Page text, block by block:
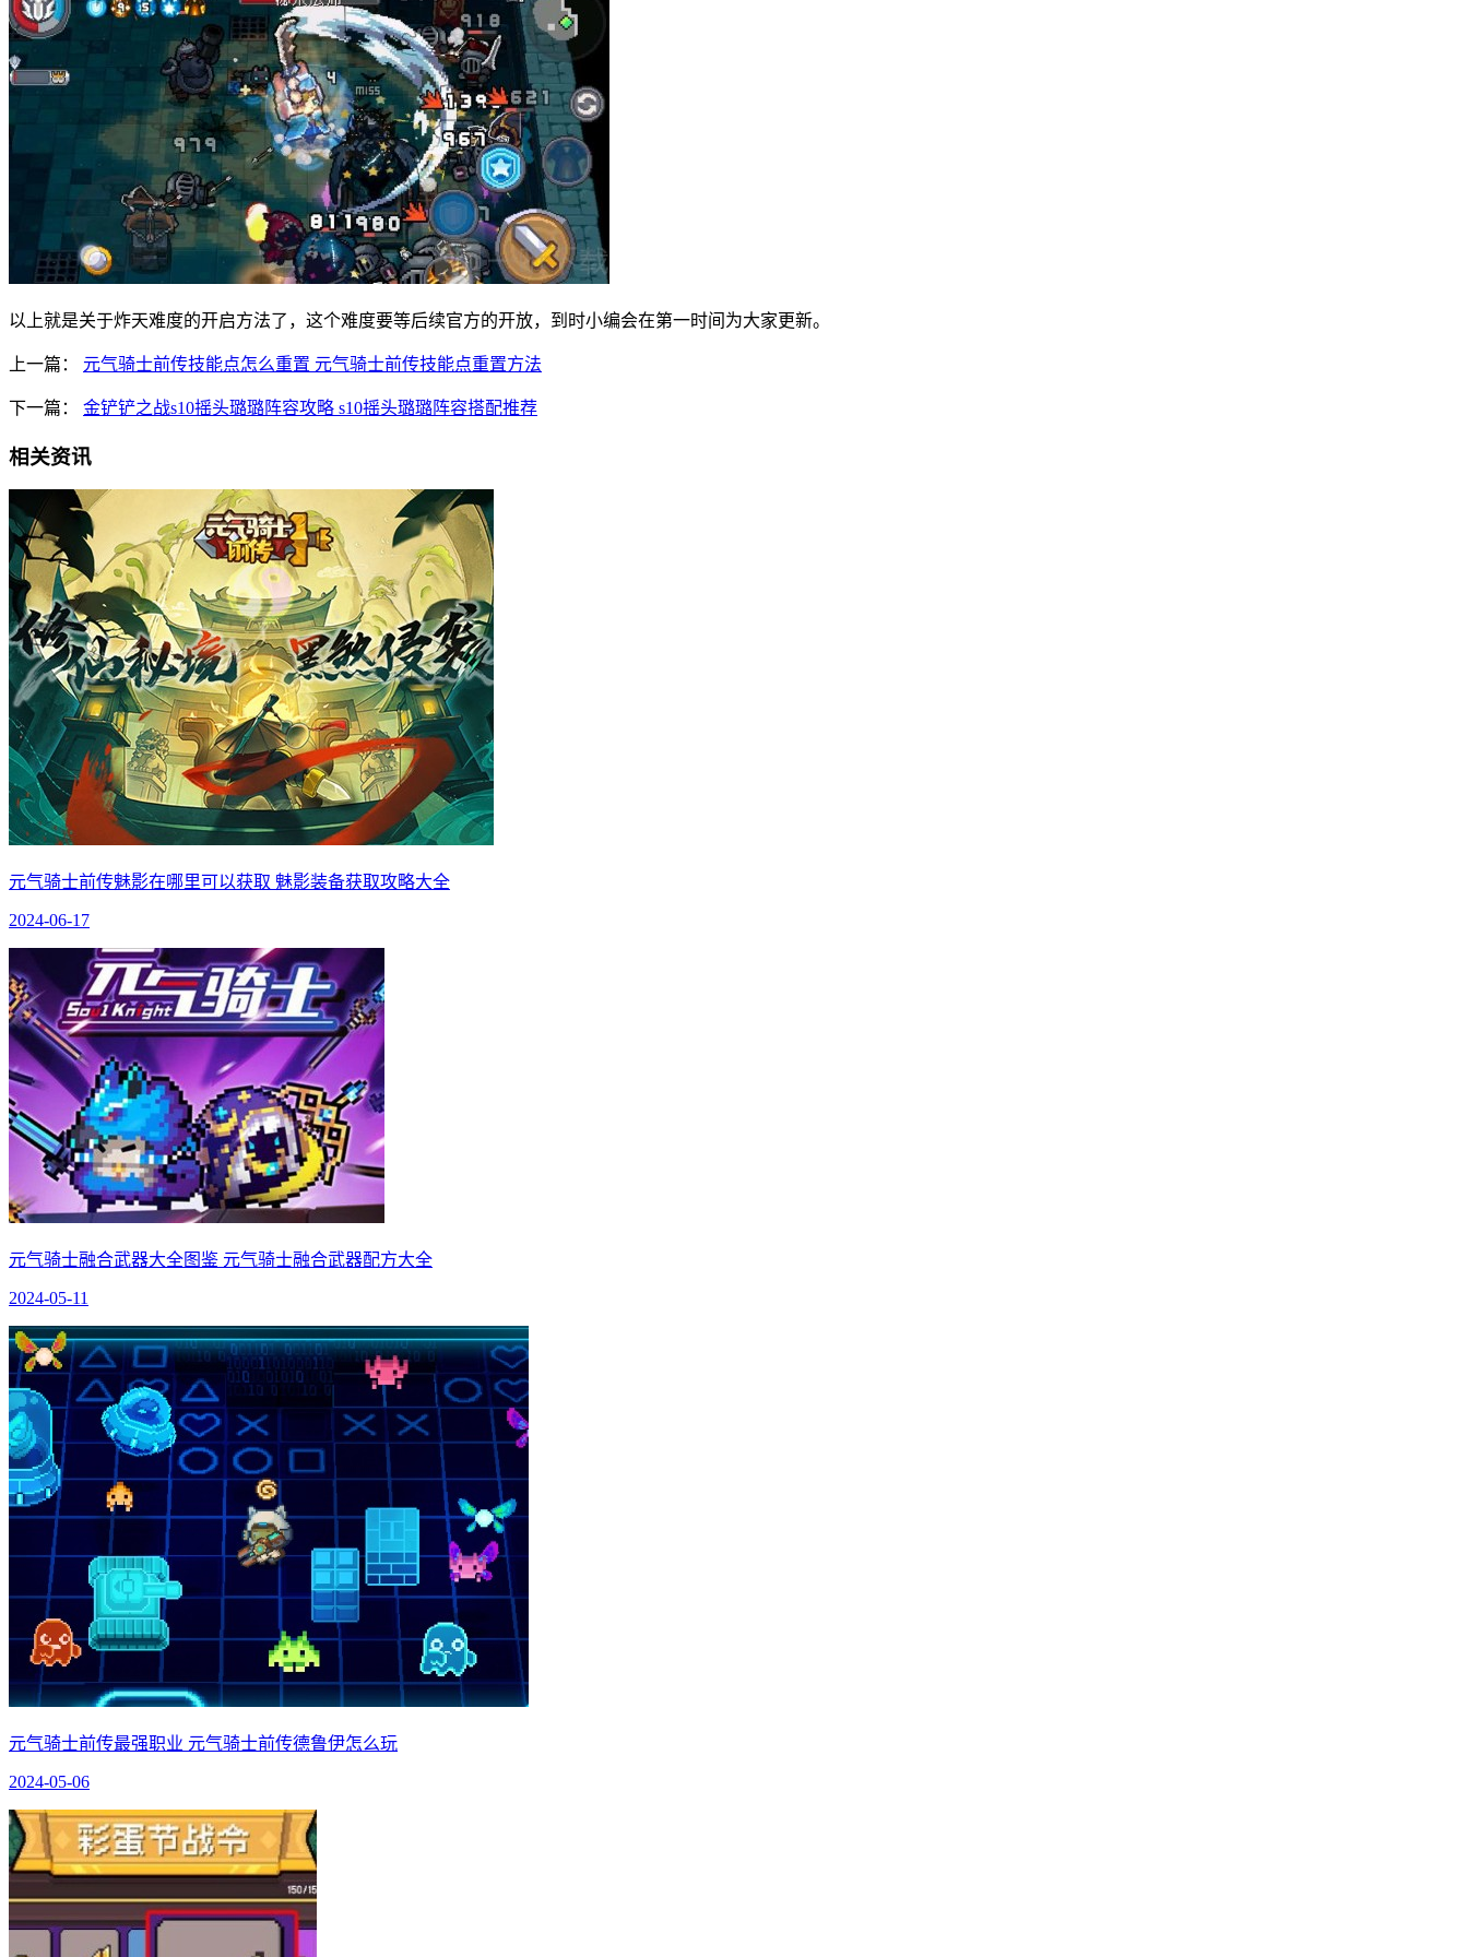
以上就是关于炸天难度的开启方法了，这个难度要等后续官方的开放，到时小编会在第一时间为大家更新。
上一篇： 元气骑士前传技能点怎么重置 元气骑士前传技能点重置方法
下一篇： 金铲铲之战s10摇头璐璐阵容攻略 s10摇头璐璐阵容搭配推荐
相关资讯
元气骑士前传魅影在哪里可以获取 魅影装备获取攻略大全
2024-06-17
元气骑士融合武器大全图鉴 元气骑士融合武器配方大全
2024-05-11
元气骑士前传最强职业 元气骑士前传德鲁伊怎么玩
2024-05-06